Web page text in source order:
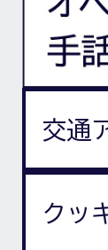
交通
クッ